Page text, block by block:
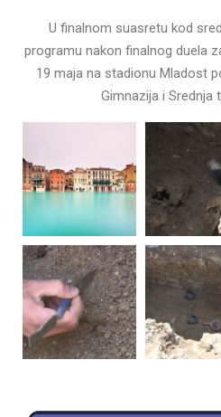
U finalnom suasretu kod
programu nakon finalnog duela
19 maja na stadionu Mladost
Gimnazija i Srednja